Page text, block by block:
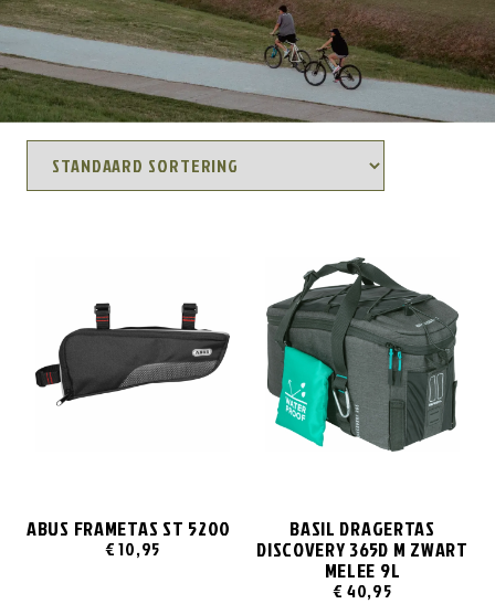
ABUS FRAMETAS ST 5200
€10,95
BASIL DRAGERTAS
DISCOVERY 365D M ZWART
MELEE 9L
€ 40,95